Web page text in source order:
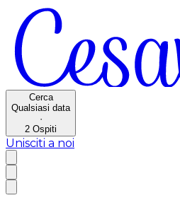
Cerca
Qualsiasi data
·
2 Ospiti
Unisciti a noi